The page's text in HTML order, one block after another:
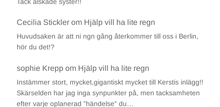
Cecilia Sticklerom Hjälp vill ha lite regn
Huvudsaken är att ni ngn gång återkommer till oss i Berlin,
hör du det!?
sophie Kreppom Hjälp vill ha lite regn
Instämmer stort, mycket,gigantiskt mycket till Kerstis inlägg!!
Skärselden har jag inga synpunkter på, men tacksamheten
efter varje oplanerad ”händelse” du…